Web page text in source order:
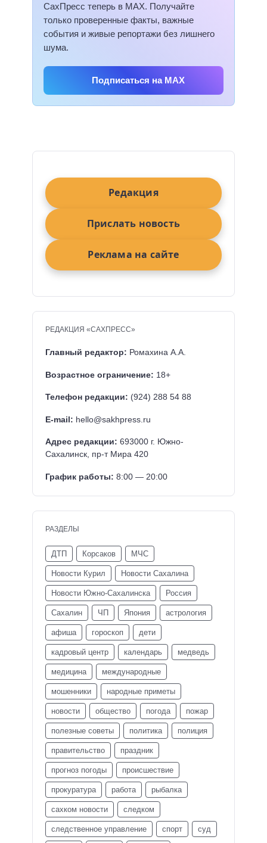
СахПресс теперь в MAX. Получайте
только проверенные факты, важные
события и живые репортажи без лишнего
шума.
Подписаться на MAX
Редакция
Прислать новость
Реклама на сайте
РЕДАКЦИЯ «САХПРЕСС»
Главный редактор: Ромахина А.А.
Возрастное ограничение: 18+
Телефон редакции: (924) 288 54 88
E-mail: hello@sakhpress.ru
Адрес редакции: 693000 г. Южно-
Сахалинск, пр-т Мира 420
График работы: 8:00 — 20:00
РАЗДЕЛЫ
ДТП Корсаков МЧС
Новости Курил Новости Сахалина
Новости Южно-Сахалинска Россия
Сахалин ЧП Япония астрология
афиша гороскоп дети
кадровый центр календарь медведь
медицина международные
мошенники народные приметы
новости общество погода пожар
полезные советы политика полиция
правительство праздник
прогноз погоды происшествие
прокуратура работа рыбалка
сахком новости следком
следственное управление спорт суд